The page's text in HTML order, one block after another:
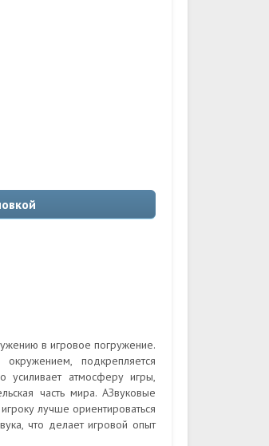
в игровое погружение.
подкрепляется
усиливает атмосферу игры,
часть мира. АЗвуковые
лучше ориентироваться
что делает игровой опыт